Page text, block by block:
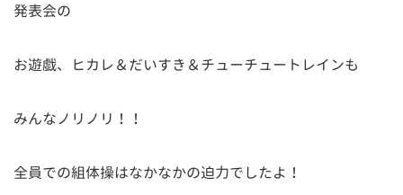
発表会の
お遊戯、ヒカレ＆だいすき＆チューチュートレインも
みんなノリノリ！！
全員での組体操はなかなかの迫力でしたよ！